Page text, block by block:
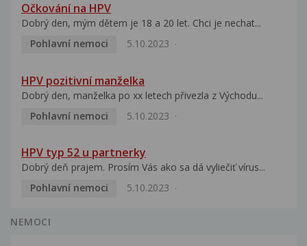
Očkování na HPV
Dobrý den, mým dětem je 18 a 20 let. Chci je nechat...
Pohlavní nemoci
5.10.2023
HPV pozitivní manželka
Dobrý den, manželka po xx letech přivezla z Východu...
Pohlavní nemoci
5.10.2023
HPV typ 52 u partnerky
Dobrý deň prajem. Prosím Vás ako sa dá vyliečiť vírus...
Pohlavní nemoci
5.10.2023
NEMOCI